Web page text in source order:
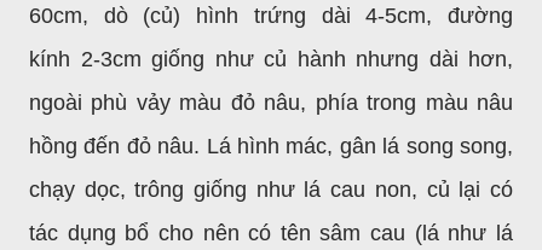
60cm, dò (củ) hình trứng dài 4-5cm, đường
kính 2-3cm giống như củ hành nhưng dài hơn,
ngoài phù vảy màu đỏ nâu, phía trong màu nâu
hồng đến đỏ nâu. Lá hình mác, gân lá song song,
chạy dọc, trông giống như lá cau non, củ lại có
tác dụng bổ cho nên có tên sâm cau (lá như lá